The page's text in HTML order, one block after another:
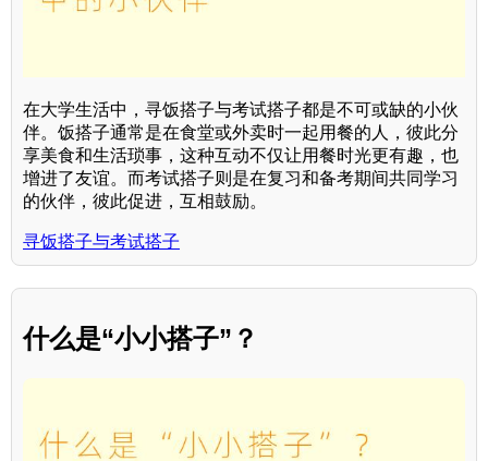
在大学生活中，寻饭搭子与考试搭子都是不可或缺的小伙
伴。饭搭子通常是在食堂或外卖时一起用餐的人，彼此分
享美食和生活琐事，这种互动不仅让用餐时光更有趣，也
增进了友谊。而考试搭子则是在复习和备考期间共同学习
的伙伴，彼此促进，互相鼓励。
寻饭搭子与考试搭子
什么是“小小搭子”？